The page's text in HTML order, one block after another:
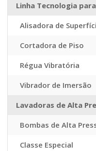
Linha Tecnologia
Alisadora de
Cortadora de Piso
Régua Vibratória
Vibrador de Imersão
Lavadoras de Alta
Bombas de Alta
Classe Especial